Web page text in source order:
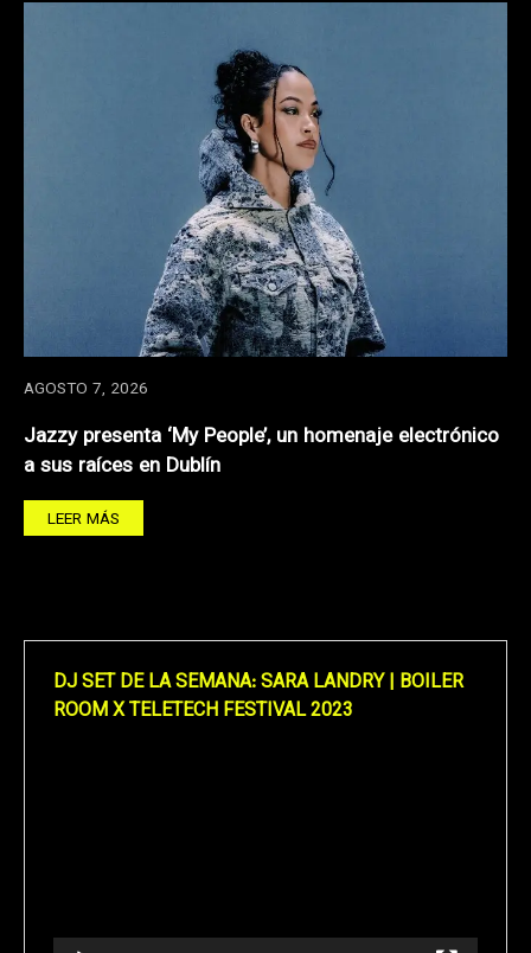
AGOSTO 7, 2026
Jazzy presenta ‘My People’, un homenaje electrónico
a sus raíces en Dublín
LEER MÁS
DJ SET DE LA SEMANA: SARA LANDRY | BOILER
ROOM X TELETECH FESTIVAL 2023